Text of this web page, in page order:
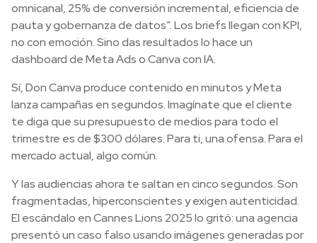
omnicanal, 25% de conversión incremental, eficiencia de
pauta y gobernanza de datos”. Los briefs llegan con KPI,
no con emoción. Sino das resultados lo hace un
dashboard de Meta Ads o Canva con IA.
Sí, Don Canva produce contenido en minutos y Meta
lanza campañas en segundos. Imagínate que el cliente
te diga que su presupuesto de medios para todo el
trimestre es de $300 dólares. Para ti, una ofensa. Para el
mercado actual, algo común.
Y las audiencias ahora te saltan en cinco segundos. Son
fragmentadas, hiperconscientes y exigen autenticidad.
El escándalo en Cannes Lions 2025 lo gritó: una agencia
presentó un caso falso usando imágenes generadas por